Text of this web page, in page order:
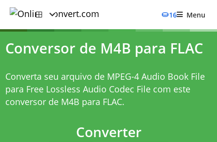
16 Menu
Conversor de M4B para FLAC
Converta seu arquivo de MPEG-4 Audio Book File
para Free Lossless Audio Codec File com este
conversor de M4B para FLAC.
Converter